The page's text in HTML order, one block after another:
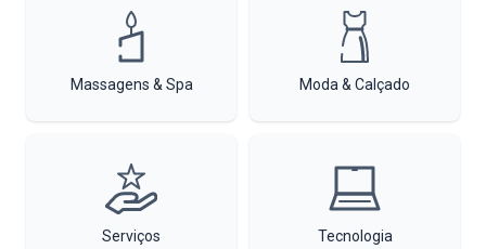
Massagens & Spa Moda & Calçado
Serviços Tecnologia